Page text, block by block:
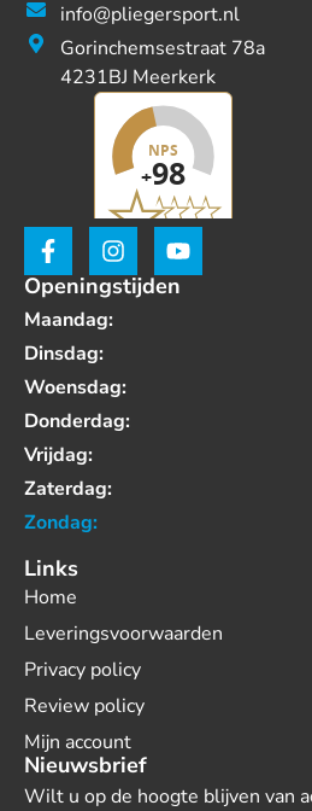
info@pliegersport.nl
Gorinchemsestraat 78a
4231BJ Meerkerk
Openingstijden
Maandag:
Dinsdag:
Woensdag:
Donderdag:
Vrijdag:
Zaterdag:
Zondag:
Links
Home
Leveringsvoorwaarden
Privacy policy
Review policy
Mijn account
Nieuwsbrief
Wilt u op de hoogte blijven van